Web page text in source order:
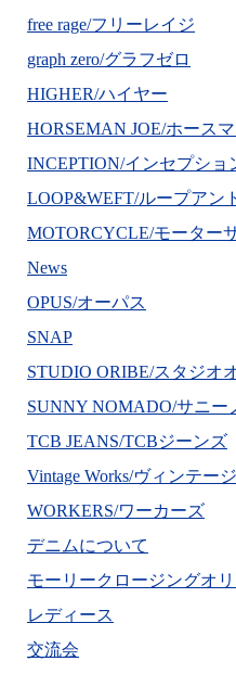
free rage/フリーレイジ
graph zero/グラフゼロ
HIGHER/ハイヤー
HORSEMAN JOE/ホース
INCEPTION/インセプショ
LOOP&WEFT/ループアン
MOTORCYCLE/モーター
News
OPUS/オーパス
SNAP
STUDIO ORIBE/スタジオ
SUNNY NOMADO/サニー
TCB JEANS/TCBジーンズ
Vintage Works/ヴィンテー
WORKERS/ワーカーズ
デニムについて
モーリークロージングオ
レディース
交流会